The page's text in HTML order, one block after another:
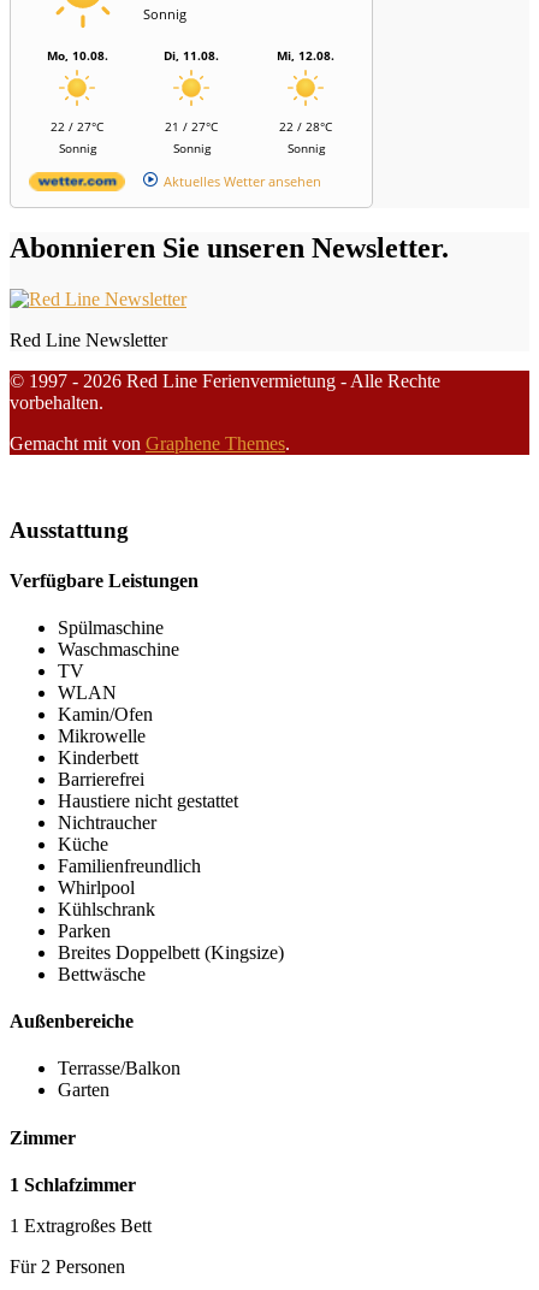
Sonnig
Mo, 10.08.
22 / 27°C
Sonnig
Di, 11.08.
21 / 27°C
Sonnig
Mi, 12.08.
22 / 28°C
Sonnig
Aktuelles Wetter ansehen
Abonnieren Sie unseren Newsletter.
Red Line Newsletter
© 1997 - 2026 Red Line Ferienvermietung - Alle Rechte
vorbehalten.
Gemacht mit von Graphene Themes.
Ausstattung
Verfügbare Leistungen
Spülmaschine
Waschmaschine
TV
WLAN
Kamin/Ofen
Mikrowelle
Kinderbett
Barrierefrei
Haustiere nicht gestattet
Nichtraucher
Küche
Familienfreundlich
Whirlpool
Kühlschrank
Parken
Breites Doppelbett (Kingsize)
Bettwäsche
Außenbereiche
Terrasse/Balkon
Garten
Zimmer
1 Schlafzimmer
1 Extragroßes Bett
Für 2 Personen